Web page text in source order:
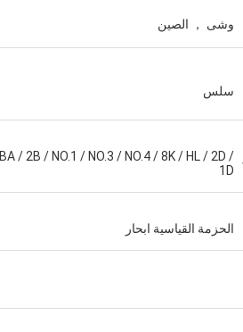
وشى ， الصين
سلس
BA / 2B / NO.1 / NO.3 / NO.4 / 8K / HL / 2D /
1D
الحزمة القياسية ابحار